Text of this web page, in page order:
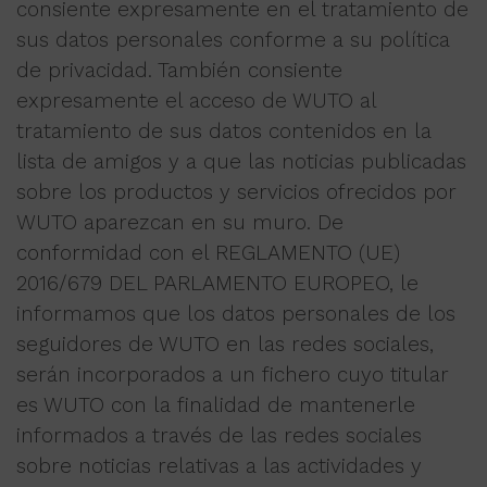
consiente expresamente en el tratamiento de
sus datos personales conforme a su política
de privacidad. También consiente
expresamente el acceso de WUTO al
tratamiento de sus datos contenidos en la
lista de amigos y a que las noticias publicadas
sobre los productos y servicios ofrecidos por
WUTO aparezcan en su muro. De
conformidad con el REGLAMENTO (UE)
2016/679 DEL PARLAMENTO EUROPEO, le
informamos que los datos personales de los
seguidores de WUTO en las redes sociales,
serán incorporados a un fichero cuyo titular
es WUTO con la finalidad de mantenerle
informados a través de las redes sociales
sobre noticias relativas a las actividades y